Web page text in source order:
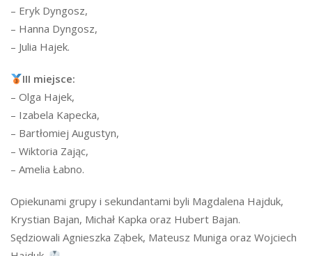
– Eryk Dyngosz,
– Hanna Dyngosz,
– Julia Hajek.
III miejsce:
– Olga Hajek,
– Izabela Kapecka,
– Bartłomiej Augustyn,
– Wiktoria Zając,
– Amelia Łabno.
Opiekunami grupy i sekundantami byli Magdalena Hajduk,
Krystian Bajan, Michał Kapka oraz Hubert Bajan.
Sędziowali Agnieszka Ząbek, Mateusz Muniga oraz Wojciech